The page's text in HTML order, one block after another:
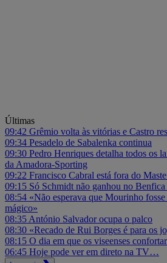
Últimas
09:42 Grêmio volta às vitórias e Castro
09:34 Pesadelo de Sabalenka continua
09:30 Pedro Henriques detalha todos os
da Amadora-Sporting
09:22 Francisco Cabral está fora do
09:15 Só Schmidt não ganhou no Benfica
08:54 «Não esperava que Mourinho
mágico»
08:35 António Salvador ocupa o palco
08:30 «Recado de Rui Borges é para os
08:15 O dia em que os viseenses
06:45 Hoje pode ver em direto na TV…